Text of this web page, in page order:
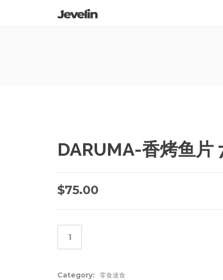
DARUMA-香烤鱼片
$75.00
Category: 零食速食